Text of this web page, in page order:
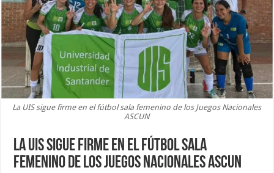
La UIS sigue firme en el fútbol sala femenino de los Juegos Nacionales
ASCUN
La UIS sigue firme en el fútbol sala
femenino de los Juegos Nacionales ASCUN